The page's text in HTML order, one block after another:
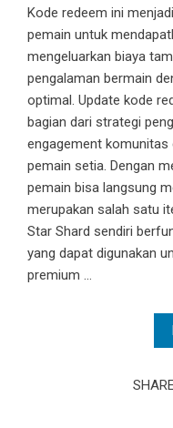
Kode redeem ini
pemain untuk
mengeluarkan biaya
pengalaman bermain
optimal. Update kode
bagian dari strategi
engagement komunitas
pemain setia. Dengan
pemain bisa langsung
merupakan salah satu
Star Shard sendiri
yang dapat digunakan
premium ...